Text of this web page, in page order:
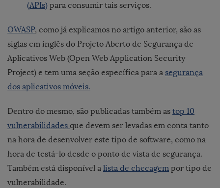
(APIs) para consumir tais serviços.
OWASP, como já explicamos no artigo anterior, são as
siglas em inglês do Projeto Aberto de Segurança de
Aplicativos Web (Open Web Application Security
Project) e tem uma seção específica para a segurança
dos aplicativos móveis.
Dentro do mesmo, são publicadas também as top 10
vulnerabilidades que devem ser levadas em conta tanto
na hora de desenvolver este tipo de software, como na
hora de testá-lo desde o ponto de vista de segurança.
Também está disponível a lista de checagem por tipo de
vulnerabilidade.